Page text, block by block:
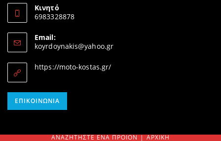
in
your
Κινητό
6983328878
in
your
Email:
koyrdoynakis@yahoo.grOpens
https://moto-kostas.gr/
ΕΠΙΚΟΙΝΩΝΊΑ
ΑΝΑΖΗΤΉΣΤΕ ΈΝΑ ΠΡΟΊΟΝ
SEARCH ΑΡΧΙΚΉ